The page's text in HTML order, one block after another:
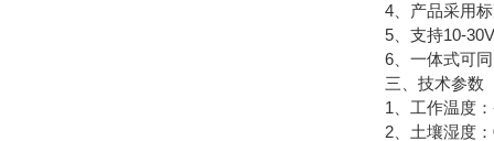
4、产品采用标
5、支持10-30V
6、一体式可同
三、技术参数
1、工作温度
2、土壤湿度：